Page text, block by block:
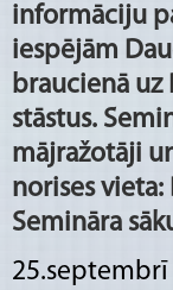
informāciju
iespējām
braucienā
stāstus.
mājražotāji
norises vieta:
Semināra
25.septembrī